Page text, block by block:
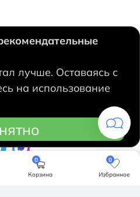
67
лучше. Оставаясь с
на использование
0
Корзина
0
Избранное